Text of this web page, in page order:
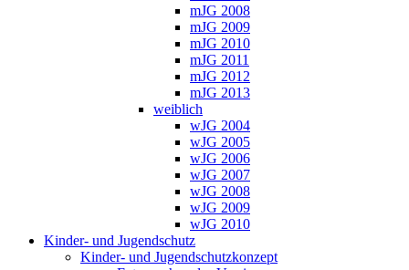
mJG 2008
mJG 2009
mJG 2010
mJG 2011
mJG 2012
mJG 2013
weiblich
wJG 2004
wJG 2005
wJG 2006
wJG 2007
wJG 2008
wJG 2009
wJG 2010
Kinder- und Jugendschutz
Kinder- und Jugendschutzkonzept